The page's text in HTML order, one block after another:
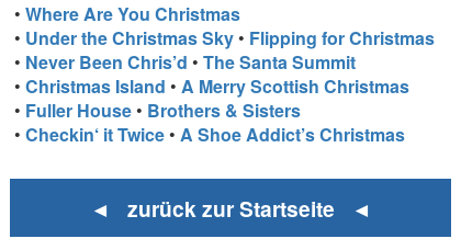
•Where Are You Christmas
• Under the Christmas Sky • Flipping for Christmas
• Never Been Chris’d •The Santa Summit
•Christmas Island •A Merry Scottish Christmas
• Fuller House • Brothers & Sisters
•Checkin‘ it Twice •A Shoe Addict’s Christmas
◄ zurück zur Startseite ◄